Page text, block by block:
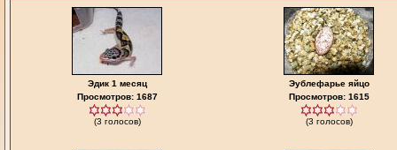
Эдик 1 месяц
Просмотров: 1687
(3 голосов)
Эублефарье яйцо
Просмотров: 1615
(3 голосов)